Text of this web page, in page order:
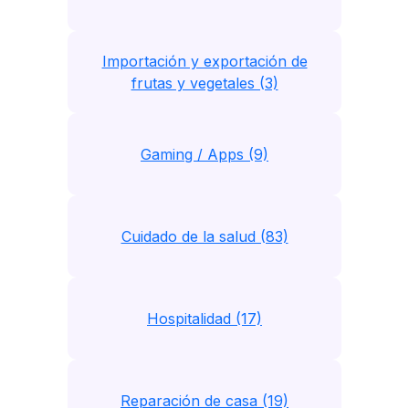
Importación y exportación de
frutas y vegetales (3)
Gaming / Apps (9)
Cuidado de la salud (83)
Hospitalidad (17)
Reparación de casa (19)